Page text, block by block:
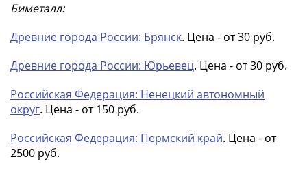
Биметалл:
Древние города России: Брянск. Цена - от 30 руб.
Древние города России: Юрьевец. Цена - от 30 руб.
Российская Федерация: Ненецкий автономный
округ. Цена - от 150 руб.
Российская Федерация: Пермский край. Цена - от
2500 руб.